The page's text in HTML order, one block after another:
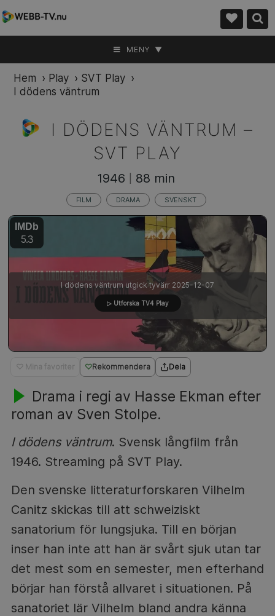
MENY ▼
Hem › Play › SVT Play ›
I dödens väntrum
I DÖDENS VÄNTRUM –
SVT PLAY
♡ Mina favoriter Rekommendera Dela
Drama i regi av Hasse Ekman efter
roman av Sven Stolpe.
I dödens väntrum. Svensk långfilm från
1946. Streaming på SVT Play.
Den svenske litteraturforskaren Vilhelm
Canitz skickas till att schweiziskt
sanatorium för lungsjuka. Till en början
inser han inte att han är svårt sjuk utan tar
det mest som en semester, men efterhand
börjar han förstå allvaret i situationen. På
sanatoriet lär Vilhelm bland andra känna
I dödens väntrum utgick tyvärr 2025-12-07
▷ Utforska TV4 Play
1946 88 min
FILM DRAMA SVENSKT
IMDb
5.3